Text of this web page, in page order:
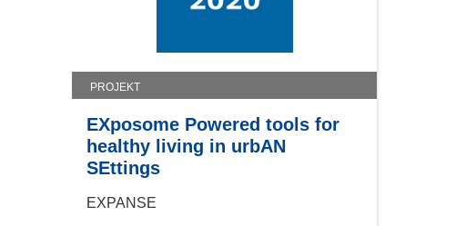
PROJEKT
EXposome Powered tools for
healthy living in urbAN
SEttings
EXPANSE